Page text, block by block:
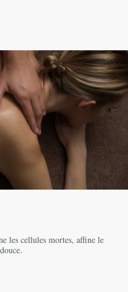
les cellules mortes, affine le